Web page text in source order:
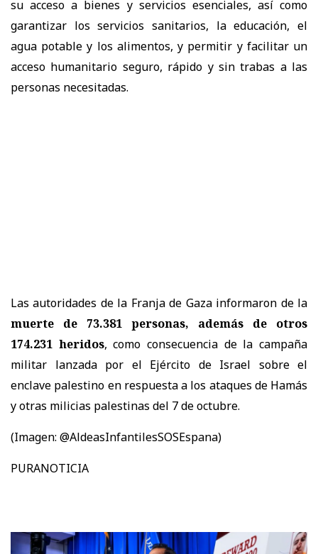
su acceso a bienes y servicios esenciales, así como
garantizar los servicios sanitarios, la educación, el
agua potable y los alimentos, y permitir y facilitar un
acceso humanitario seguro, rápido y sin trabas a las
personas necesitadas.
Las autoridades de la Franja de Gaza informaron de la
muerte de 73.381 personas, además de otros
174.231 heridos, como consecuencia de la campaña
militar lanzada por el Ejército de Israel sobre el
enclave palestino en respuesta a los ataques de Hamás
y otras milicias palestinas del 7 de octubre.
(Imagen: @AldeasInfantilesSOSEspana)
PURANOTICIA